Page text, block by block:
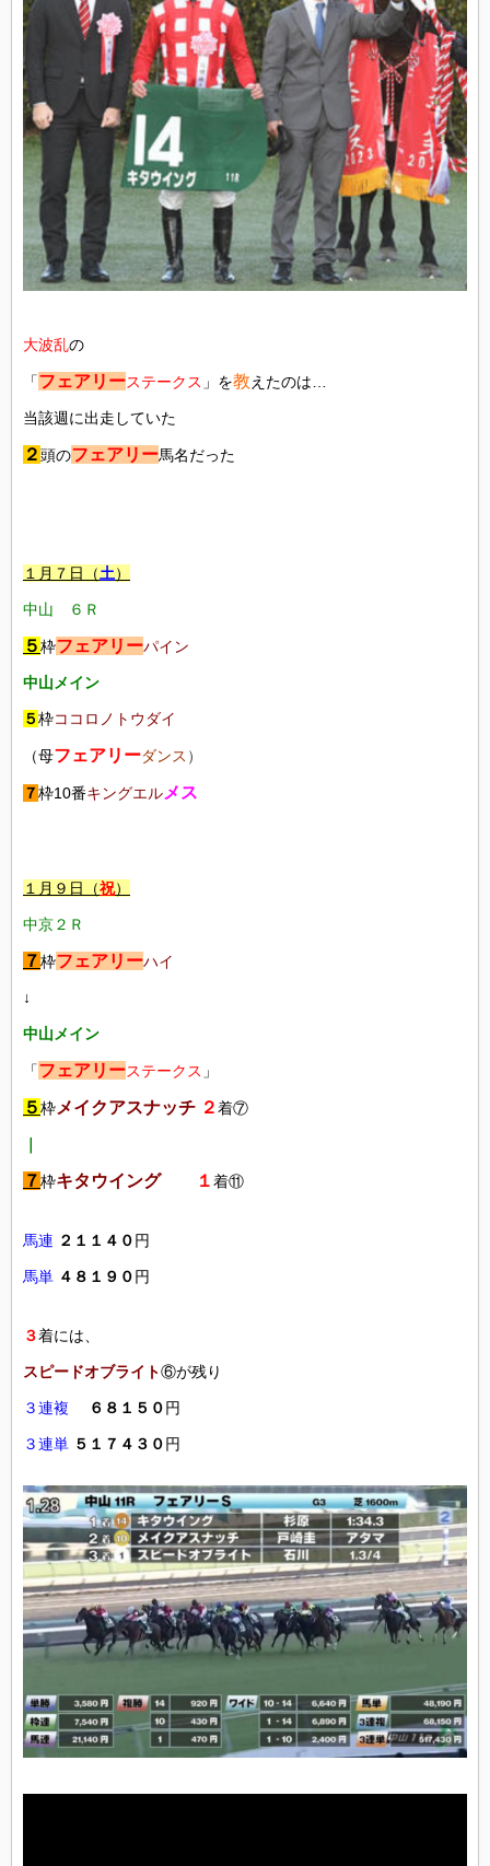
大波乱の
「フェアリーステークス 」を教えたのは…
当該週に出走していた
２頭のフェアリー馬名だった
１月７日（土）
中山 ６Ｒ
５枠フェアリーパイン
中山メイン
５枠ココロノトウダイ
（母フェアリーダンス ）
７枠10番キングエルメス
１月９日（祝）
中京２Ｒ
７枠フェアリーハイ
↓
中山メイン
「フェアリーステークス 」
５枠メイクアスナッチ ２着⑦
７枠キタウイング １着⑪
馬連 ２１１４０円
馬単 ４８１９０円
３着には、
スピードオブライト⑥が残り
３連複 ６８１５０円
３連単 ５１７４３０円